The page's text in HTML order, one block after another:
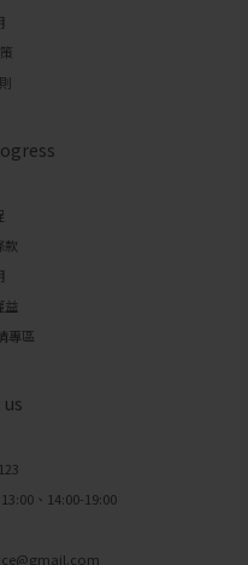
款
益
專區
、14:00-19:00